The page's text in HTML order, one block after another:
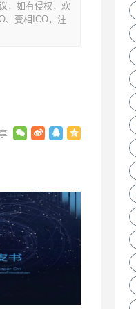
，如有侵权，欢
、变相ICO，注